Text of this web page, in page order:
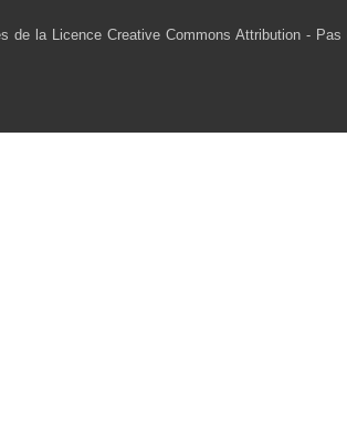
la Licence Creative Commons Attribution - Pas